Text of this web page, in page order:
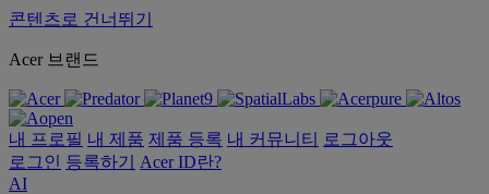
콘텐츠로 건너뛰기
Acer 브랜드
내 프로필 내 제품 제품 등록 내 커뮤니티
로그아웃
로그인
등록하기
Acer ID란?
AI